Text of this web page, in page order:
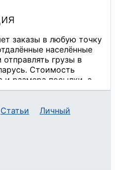
Статьи
Личный